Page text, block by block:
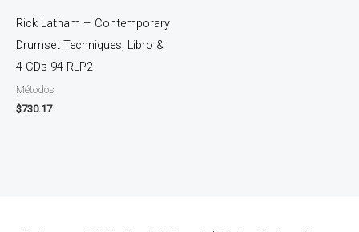
Rick Latham – Contemporary
Drumset Techniques, Libro &
4 CDs 94-RLP2
Métodos
$730.17